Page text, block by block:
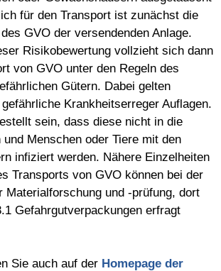
für den Transport ist zunächst die
GVO der versendenden Anlage.
Risikobewertung vollzieht sich dann
von GVO unter den Regeln des
Gütern. Dabei gelten
Krankheitserreger Auflagen.
sein, dass diese nicht in die
und Menschen oder Tiere mit den
infiziert werden. Nähere Einzelheiten
Transports von GVO können bei der
Materialforschung und -prüfung, dort
Gefahrgutverpackungen erfragt
Sie auch auf der Homepage der